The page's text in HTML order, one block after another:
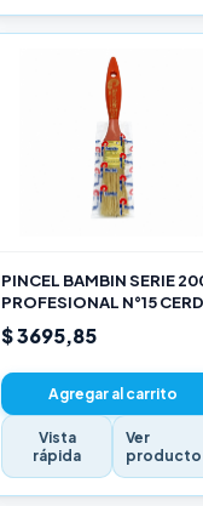
PINCEL BAMBIN SERIE
PROFESIONAL N°15
CHINA BLANCA
$ 3695,85
Agregar al carrito
Vista
rápida
Ver
producto